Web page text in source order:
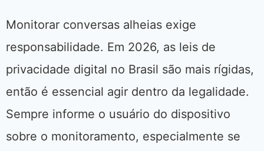
Monitorar conversas alheias exige
responsabilidade. Em 2026, as leis de
privacidade digital no Brasil são mais rígidas,
então é essencial agir dentro da legalidade.
Sempre informe o usuário do dispositivo
sobre o monitoramento, especialmente se